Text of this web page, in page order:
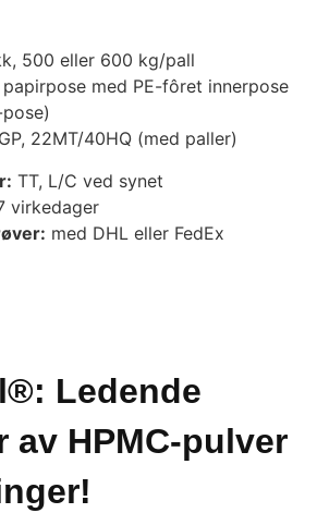
500 eller 600 kg/pall
papirpose med PE-fôret innerpose
22MT/40HQ (med paller)
TT, L/C ved synet
virkedager
med DHL eller FedEx
Ledende
av HPMC-pulver